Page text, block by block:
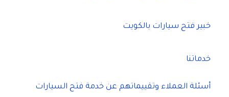
خبير فتح سيارات بالكويت
خدماتنا
أسئلة العملاء وتقييماتهم عن خدمة فتح السيارات